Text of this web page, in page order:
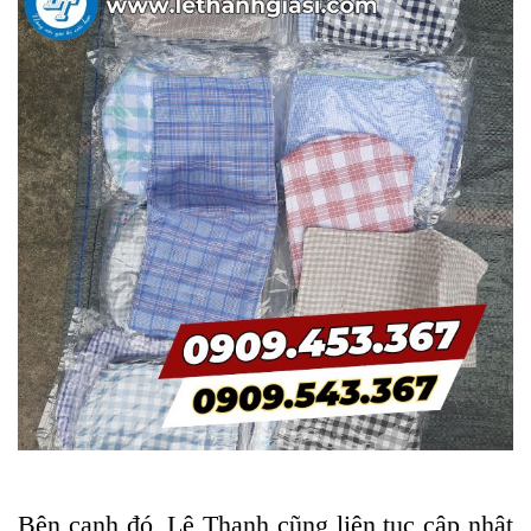
Bên cạnh đó, Lê Thanh cũng liên tục cập nhật